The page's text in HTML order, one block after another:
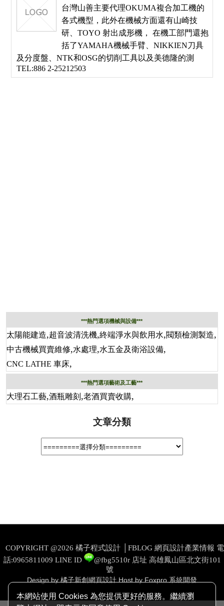
本網站使用 Cookies 為您提供更好的服務。繼續瀏
台灣山善主要代理OKUMA複合加工機的
各式機型，此外在機械方面還有山崎技
研、TOYO 射出成形機， 在機工部門還抱
括了YAMAHA機械手臂、NIKKIEN刀具
及分度盤、NTK和OSG的切削工具以及美德隆的測
TEL:886 2-25212503
***熱門選項機械與設備***
太陽能建造,超音波清洗機,終端淨水與飲用水,閥類檢測製造,
中古機械買賣維修,水處理,水五金及衛浴設備,
CNC LATHE 車床,
***熱門選項藝術及工藝***
大理石工藝,酒瓶雕刻 ,老酒買賣收購,
文章分類
COPYRIGHT @2026 橘子程式設計 │FBLOG 網頁設計產業情報 電
話:0965811009 LINE ID @fbg5510r 店址 高雄鳳山區北文街101
號
Design by 橘子新創網頁設計 Host by Foxpro 系統開發